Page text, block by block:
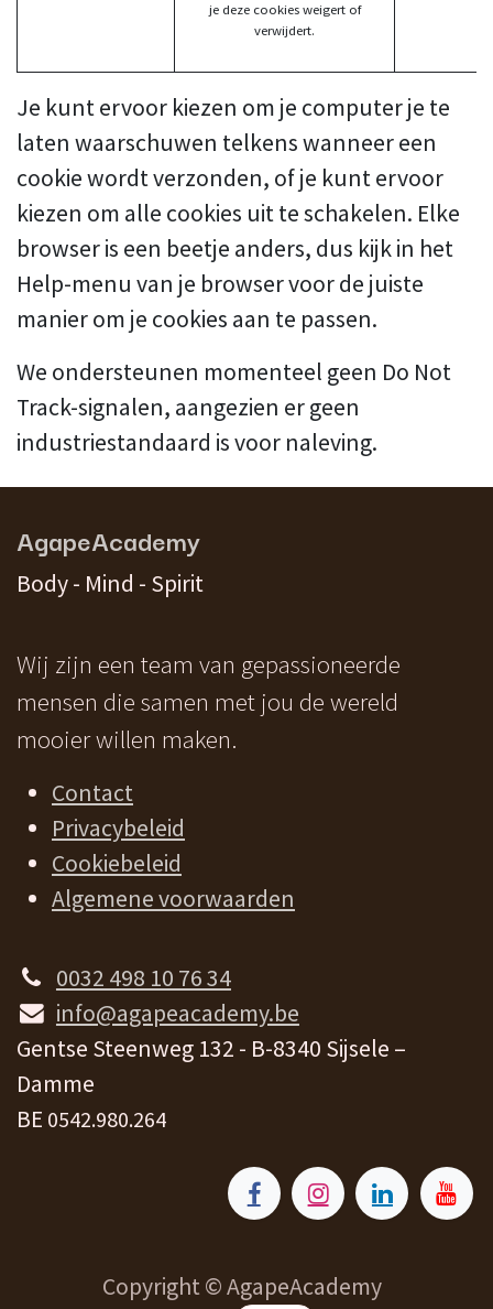
je deze cookies weigert of
verwijdert.
Je kunt ervoor kiezen om je computer je te
laten waarschuwen telkens wanneer een
cookie wordt verzonden, of je kunt ervoor
kiezen om alle cookies uit te schakelen. Elke
browser is een beetje anders, dus kijk in het
Help-menu van je browser voor de juiste
manier om je cookies aan te passen.
We ondersteunen momenteel geen Do Not
Track-signalen, aangezien er geen
industriestandaard is voor naleving.
AgapeAcademy
Body - Mind - Spirit
Wij zijn een team van gepassioneerde
mensen die samen met jou de wereld
mooier willen maken.
Contact
Privacybeleid
Cookiebeleid
Algemene voorwaarden
0032 498 10 76 34
info@agapeacademy.be
Gentse Steenweg 132 - B-8340 Sijsele –
Damme
BE 0542.980.264
Copyright © AgapeAcademy